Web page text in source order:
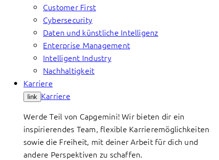
Customer First
Cybersecurity
Daten und künstliche Intelligenz
Enterprise Management
Intelligent Industry
Nachhaltigkeit
Karriere
link Karriere
Werde Teil von Capgemini! Wir bieten dir ein
inspirierendes Team, flexible Karrieremöglichkeiten
sowie die Freiheit, mit deiner Arbeit für dich und
andere Perspektiven zu schaffen.